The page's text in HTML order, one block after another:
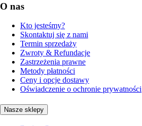
O nas
Kto jesteśmy?
Skontaktuj się z nami
Termin sprzedaży
Zwroty & Refundacje
Zastrzeżenia prawne
Metody płatności
Ceny i opcje dostawy
Oświadczenie o ochronie prywatności
Nasze sklepy